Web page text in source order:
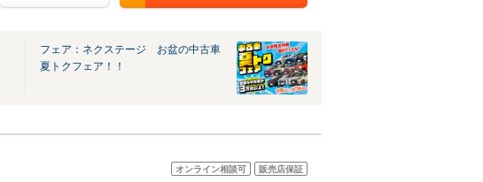
フェア：ネクステージ お盆の中古車
夏トクフェア！！
オンライン相談可 販売店保証